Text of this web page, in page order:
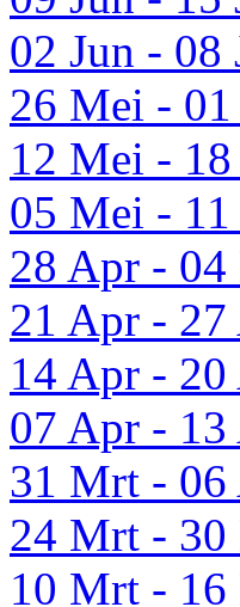
02 Jun - 08
26 Mei - 01
12 Mei -
05 Mei -
28 Apr -
21 Apr - 27
14 Apr -
07 Apr - 13
31 Mrt - 06
24 Mrt - 30
10 Mrt -